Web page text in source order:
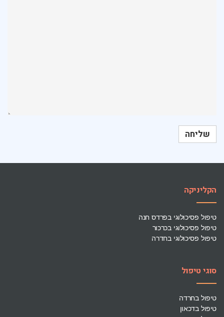
הקליניקה
טיפול פסיכולוגי בפרדס חנה
טיפול פסיכולוגי בכרכור
טיפול פסיכולוגי בחדרה
סוגי טיפול
טיפול בחרדה
טיפול בדכאון